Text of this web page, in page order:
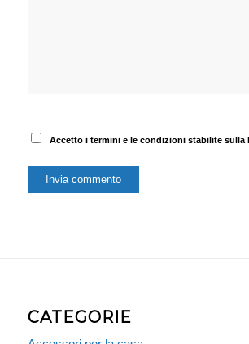
Accetto i termini e le condizioni stabilite sulla
CATEGORIE